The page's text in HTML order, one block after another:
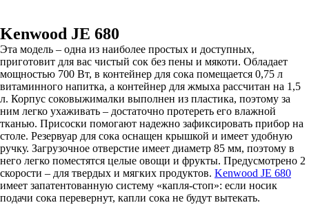
Kenwood JE 680
Эта модель – одна из наиболее простых и доступных,
приготовит для вас чистый сок без пены и мякоти. Обладает
мощностью 700 Вт, в контейнер для сока помещается 0,75 л
витаминного напитка, а контейнер для жмыха рассчитан на 1,5
л. Корпус соковыжималки выполнен из пластика, поэтому за
ним легко ухаживать – достаточно протереть его влажной
тканью. Присоски помогают надежно зафиксировать прибор на
столе. Резервуар для сока оснащен крышкой и имеет удобную
ручку. Загрузочное отверстие имеет диаметр 85 мм, поэтому в
него легко поместятся целые овощи и фрукты. Предусмотрено 2
скорости – для твердых и мягких продуктов. Kenwood JE 680
имеет запатентованную систему «капля-стоп»: если носик
подачи сока перевернут, капли сока не будут вытекать.